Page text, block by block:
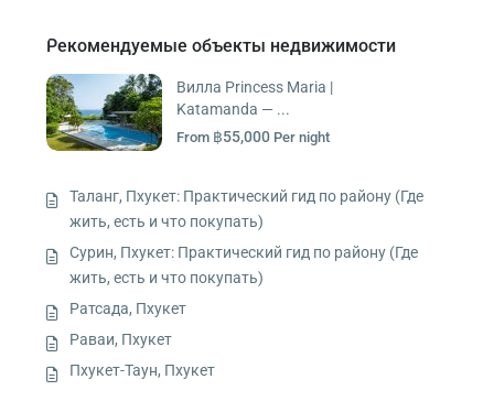
Рекомендуемые объекты недвижимости
Вилла Princess Maria |
Katamanda — ...
From ฿55,000 Per night
Таланг, Пхукет: Практический гид по району (Где
жить, есть и что покупать)
Сурин, Пхукет: Практический гид по району (Где
жить, есть и что покупать)
Ратсада, Пхукет
Раваи, Пхукет
Пхукет-Таун, Пхукет